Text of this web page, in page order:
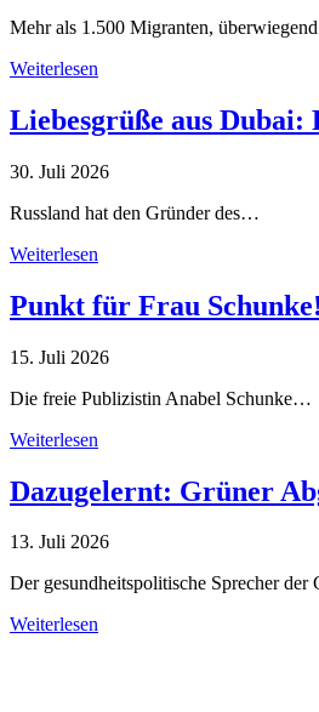
Mehr als 1.500 Migranten,
Weiterlesen
Liebesgrüße aus
30. Juli 2026
Russland hat den Gründer des…
Weiterlesen
Punkt für Frau Schunke!
15. Juli 2026
Die freie Publizistin Anabel Schunke…
Weiterlesen
Dazugelernt: Grüner
13. Juli 2026
Der gesundheitspolitische Sprecher
Weiterlesen